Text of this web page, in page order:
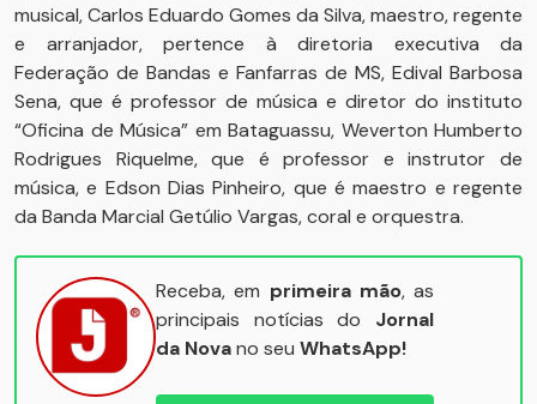
musical, Carlos Eduardo Gomes da Silva, maestro, regente
e arranjador, pertence à diretoria executiva da
Federação de Bandas e Fanfarras de MS, Edival Barbosa
Sena, que é professor de música e diretor do instituto
“Oficina de Música” em Bataguassu, Weverton Humberto
Rodrigues Riquelme, que é professor e instrutor de
música, e Edson Dias Pinheiro, que é maestro e regente
da Banda Marcial Getúlio Vargas, coral e orquestra.
Receba, em primeira mão, as
principais notícias do Jornal
da Novano seu WhatsApp!